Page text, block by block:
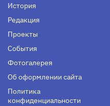
История
Редакция
Проекты
События
Фотогалерея
Об оформлении сайта
Политика
конфиденциальности